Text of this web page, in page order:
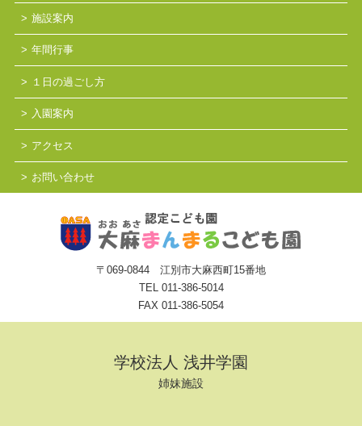
施設案内
年間行事
１日の過ごし方
入園案内
アクセス
お問い合わせ
〒069-0844 江別市大麻西町15番地
TEL 011-386-5014
FAX 011-386-5054
学校法人 浅井学園
姉妹施設